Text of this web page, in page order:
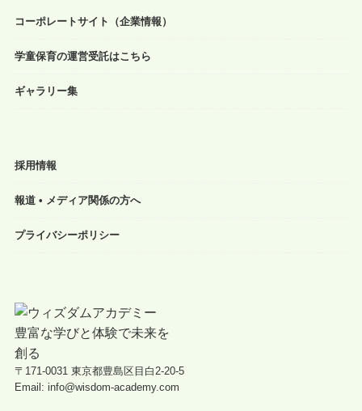
コーポレートサイト（企業情報）
学童保育の運営受託はこちら
ギャラリー集
採用情報
報道 • メディア関係の方へ
プライバシーポリシー
〒171-0031 東京都豊島区目白2-20-5
Email: info@wisdom-academy.com